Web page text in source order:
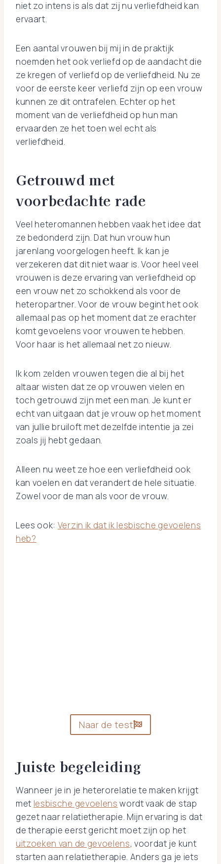
niet zo intens is als dat zij nu verliefdheid kan
ervaart.
Een aantal vrouwen bij mij in de praktijk
noemden het ook verliefd op de aandacht die
ze kregen of verliefd op de verliefdheid. Nu ze
voor de eerste keer verliefd zijn op een vrouw
kunnen ze dit ontrafelen. Echter op het
moment van de verliefdheid op hun man
ervaarden ze het toen wel echt als
verliefdheid.
Getrouwd met
voorbedachte rade
Veel heteromannen hebben vaak het idee dat
ze bedonderd zijn. Dat hun vrouw hun
jarenlang voorgelogen heeft. Ik kan je
verzekeren dat dit niet waar is. Voor heel veel
vrouwen is deze ervaring van verliefdheid op
een vrouw net zo schokkend als voor de
heteropartner. Voor de vrouw begint het ook
allemaal pas op het moment dat ze erachter
komt gevoelens voor vrouwen te hebben.
Voor haar is het allemaal net zo nieuw.
Ik kom zelden vrouwen tegen die al bij het
altaar wisten dat ze op vrouwen vielen en
toch getrouwd zijn met een man. Je kunt er
echt van uitgaan dat je vrouw op het moment
van jullie bruiloft met dezelfde intentie ja zei
zoals jij hebt gedaan.
Alleen nu weet ze hoe een verliefdheid ook
kan voelen en dat verandert de hele situatie.
Zowel voor de man als voor de vrouw.
Lees ook: Verzin ik dat ik lesbische gevoelens
heb?
Naar de test
Juiste begeleiding
Wanneer je in je heterorelatie te maken krijgt
met lesbische gevoelens wordt vaak de stap
gezet naar relatietherapie. Mijn ervaring is dat
de therapie eerst gericht moet zijn op het
uitzoeken van de gevoelens, voordat je kunt
starten aan relatietherapie. Anders ga je iets